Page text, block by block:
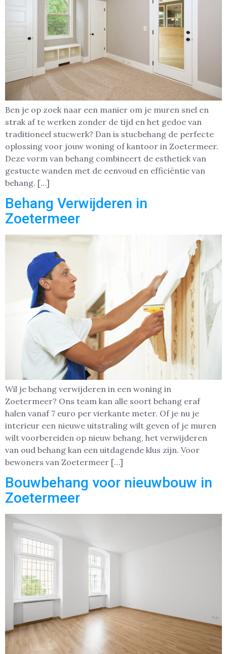
Ben je op zoek naar een manier om je muren snel en
strak af te werken zonder de tijd en het gedoe van
traditioneel stucwerk? Dan is stucbehang de perfecte
oplossing voor jouw woning of kantoor in Zoetermeer.
Deze vorm van behang combineert de esthetiek van
gestucte wanden met de eenvoud en efficiëntie van
behang. […]
Behang Verwijderen in
Zoetermeer
Wil je behang verwijderen in een woning in
Zoetermeer? Ons team kan alle soort behang eraf
halen vanaf 7 euro per vierkante meter. Of je nu je
interieur een nieuwe uitstraling wilt geven of je muren
wilt voorbereiden op nieuw behang, het verwijderen
van oud behang kan een uitdagende klus zijn. Voor
bewoners van Zoetermeer […]
Bouwbehang voor nieuwbouw in
Zoetermeer